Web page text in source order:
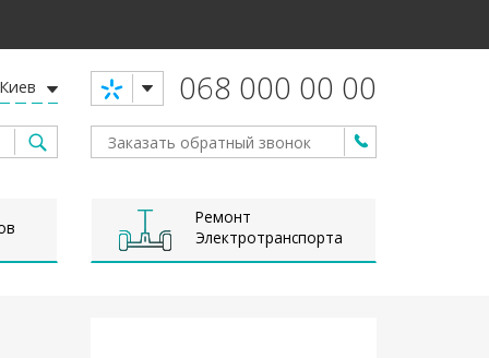
068 000 00 00
Киев
Ремонт
Электротранспорта